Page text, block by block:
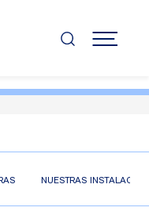
MENÚ
NUESTRAS